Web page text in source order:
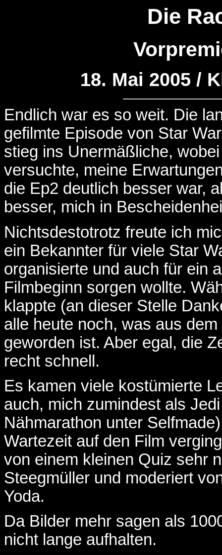
Die
18. Mai 2005 /
Endlich war es so weit. Die
gefilmte Episode von Star
stieg ins Unermäßliche,
versuchte, meine
die Ep2 deutlich besser war,
besser, mich in
Nichtsdestotrotz freute ich
ein Bekannter für viele Star
organisierte und auch für ein
Filmbeginn sorgen wollte.
klappte (an dieser Stelle
alle heute noch, was aus
geworden ist. Aber egal, die
recht schnell.
Es kamen viele kostümierte
auch, mich zumindest als
Nähmarathon unter
Wartezeit auf den Film
von einem kleinen Quiz sehr
Steegmüller und moderiert
Yoda.
Da Bilder mehr sagen als
nicht lange aufhalten.